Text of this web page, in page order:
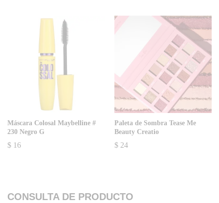
Máscara Colosal Maybelline #
230 Negro G
$ 16
Paleta de Sombra Tease Me
Beauty Creatio
$ 24
CONSULTA DE PRODUCTO